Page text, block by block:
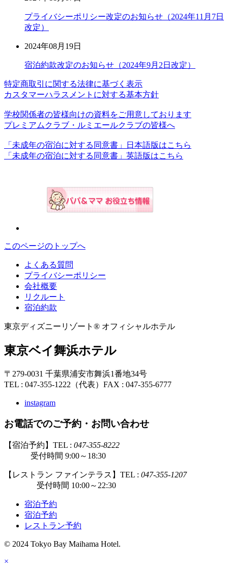
プライバシーポリシー改定のお知らせ（2024年11月7日
改定）
2024年08月19日
宿泊約款改定のお知らせ（2024年9月2日改定）
特定商取引に関する法律に基づく表示
カスタマーハラスメントに対する基本方針
学校関係者の皆様向けの資料をご用意しております
プレミアムクラブ・ルミエールクラブの皆様へ
「未成年の宿泊に対する同意書」日本語版はこちら
「未成年の宿泊に対する同意書」英語版はこちら
このページのトップへ
よくある質問
プライバシーポリシー
会社概要
リクルート
宿泊約款
東京ディズニーリゾート® オフィシャルホテル
東京ベイ舞浜ホテル
〒279-0031 千葉県浦安市舞浜1番地34号
TEL : 047-355-1222（代表） FAX : 047-355-6777
instagram
お電話でのご予約・お問い合わせ
【宿泊予約】TEL : 047-355-8222
受付時間 9:00～18:30
【レストラン ファインテラス】TEL : 047-355-1207
受付時間 10:00～22:30
宿泊予約
宿泊予約
レストラン予約
© 2024 Tokyo Bay Maihama Hotel.
×